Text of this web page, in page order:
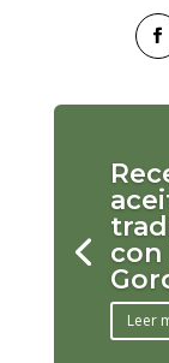
con
Leer